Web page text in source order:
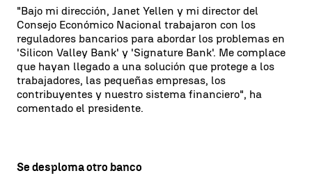
"Bajo mi dirección, Janet Yellen y mi director del
Consejo Económico Nacional trabajaron con los
reguladores bancarios para abordar los problemas en
'Silicon Valley Bank' y 'Signature Bank'. Me complace
que hayan llegado a una solución que protege a los
trabajadores, las pequeñas empresas, los
contribuyentes y nuestro sistema financiero", ha
comentado el presidente.
Se desploma otro banco